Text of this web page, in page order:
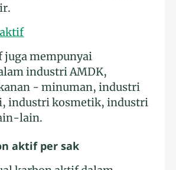
juga mempunyai
industri AMDK,
- minuman, industri
industri kosmetik, industri
lain.
aktif per sak